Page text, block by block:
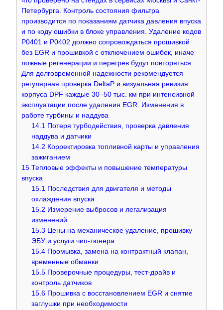
Петербурга. Контроль состояния фильтра
производится по показаниям датчика давления впуска
и по коду ошибки в блоке управления. Удаление кодов
P0401 и P0402 должно сопровождаться прошивкой
без EGR и прошивкой с отключением ошибок, иначе
ложные регенерации и перегрев будут повторяться.
Для долговременной надежности рекомендуется
регулярная проверка DeltaP и визуальная ревизия
корпуса DPF каждые 30–50 тыс. км при интенсивной
эксплуатации после удаления EGR. Изменения в
работе турбины и наддува
14.1 Потеря турбодействия, проверка давления
наддува и датчики
14.2 Корректировка топливной карты и управления
зажиганием
15 Тепловые эффекты и повышение температуры
впуска
15.1 Последствия для двигателя и методы
охлаждения впуска
15.2 Измерение выбросов и легализация
изменений
15.3 Цены на механическое удаление, прошивку
ЭБУ и услуги чип-тюнера
15.4 Промывка, замена на контрактный клапан,
временные обманки
15.5 Проверочные процедуры, тест-драйв и
контроль датчиков
15.6 Прошивка с восстановлением EGR и снятие
заглушки при необходимости